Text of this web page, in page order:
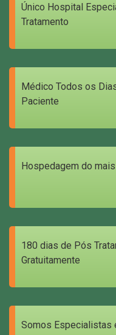
Único Hospital
Tratamento
Médico Todos os
Paciente
Hospedagem do
180 dias de Pós
Gratuitamente
Somos Especialistas